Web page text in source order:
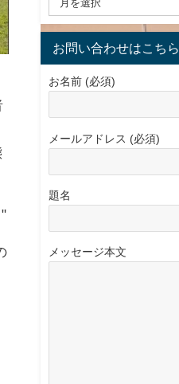
お問い合わせはこちら
お名前 (必須)
メールアドレス (必須)
題名
メッセージ本文